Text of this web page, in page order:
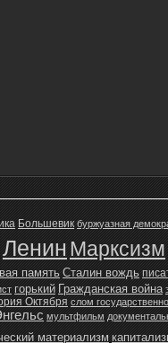
Большевик буржуазная
ЛенинМарксизм
память Сталин вождь
горький Гражданская война
Октября слом
мультфильм
материализм